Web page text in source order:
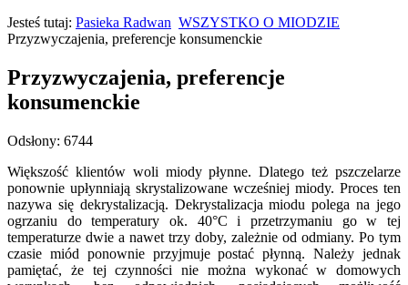
Jesteś tutaj: Pasieka Radwan WSZYSTKO O MIODZIE
Przyzwyczajenia, preferencje konsumenckie
Przyzwyczajenia, preferencje
konsumenckie
Odsłony: 6744
Większość klientów woli miody płynne. Dlatego też pszczelarze
ponownie upłynniają skrystalizowane wcześniej miody. Proces ten
nazywa się dekrystalizacją. Dekrystalizacja miodu polega na jego
ogrzaniu do temperatury ok. 40°C i przetrzymaniu go w tej
temperaturze dwie a nawet trzy doby, zależnie od odmiany. Po tym
czasie miód ponownie przyjmuje postać płynną. Należy jednak
pamiętać, że tej czynności nie można wykonać w domowych